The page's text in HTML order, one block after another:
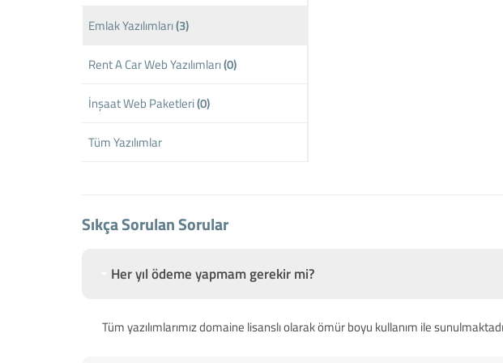
Emlak Yazılımları(3)
Rent A Car Web Yazılımları(0)
İnşaat Web Paketleri(0)
Tüm Yazılımlar
Sıkça Sorulan Sorular
Her yıl ödeme yapmam gerekir mi?
Tüm yazılımlarımız domaine lisanslı olarak ömür boyu kullanım ile